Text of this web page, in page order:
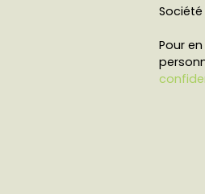
Société
Pour